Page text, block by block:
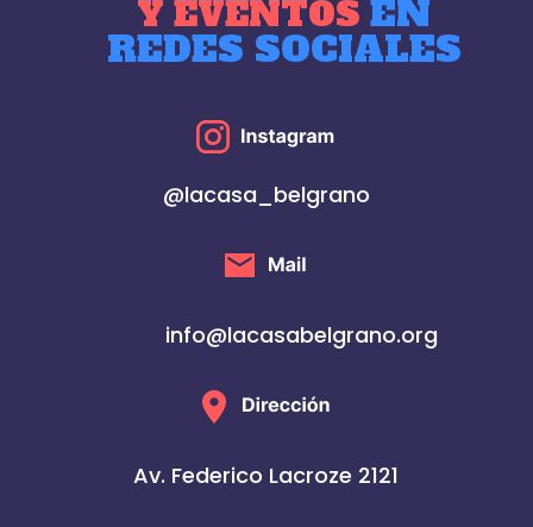
Y EVENTOSEN
REDES SOCIALES
@lacasa_belgrano
info@lacasabelgrano.org
Av. Federico Lacroze 2121